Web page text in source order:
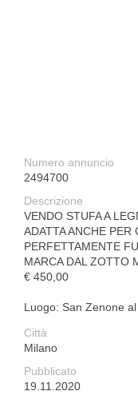
Numero annuncio
2494700
Descrizione
VENDO STUFA A
ADATTA ANCHE
PERFETTAMENTE
MARCA DAL ZOTTO
€ 450,00
Luogo: San Zenone
Città
Milano
Pubblicato
19.11.2020